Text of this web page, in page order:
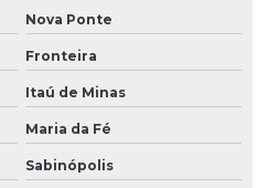
semeadura
vista
em sp
Nova Ponte
Fronteira
Itaú de Minas
Maria da Fé
Sabinópolis